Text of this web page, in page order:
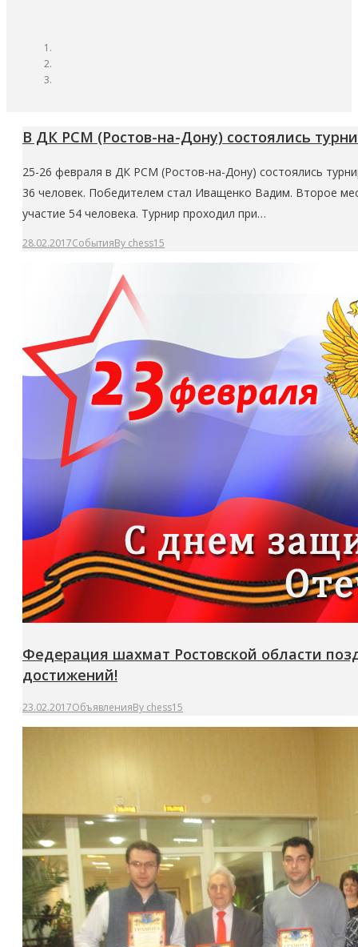
В ДК РСМ (Ростов-на-Дону) состоялись
25-26 февраля в ДК РСМ (Ростов-на-Дону) состоялись
36 человек. Победителем стал Иващенко Вадим. Второе
участие 54 человека. Турнир проходил при…
28.02.2017СобытияBy chess15
Федерация шахмат Ростовской области
достижений!
23.02.2017ОбъявленияBy chess15